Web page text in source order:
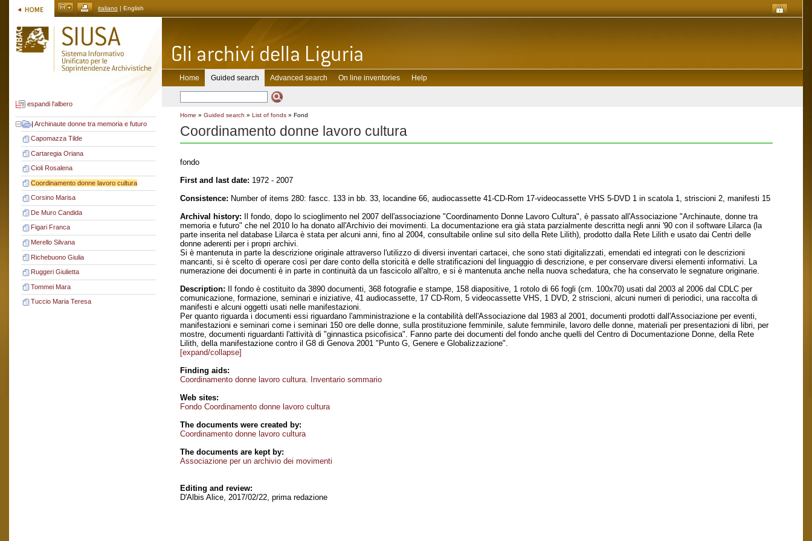
italiano | English
espandi l'albero
| Archinaute donne tra memoria e futuro
Capomazza Tilde
Cartaregia Oriana
Cioli Rosalena
Coordinamento donne lavoro cultura
Corsino Marisa
De Muro Candida
Figari Franca
Merello Silvana
Richebuono Giulia
Ruggeri Giulietta
Tommei Mara
Tuccio Maria Teresa
Home Guided search Advanced search On line inventories Help
Home » Guided search » List of fonds » Fond
Coordinamento donne lavoro cultura
fondo
First and last date: 1972 - 2007
Consistence: Number of items 280: fascc. 133 in bb. 33, locandine 66, audiocassette 41-CD-Rom 17-videocassette VHS 5-DVD 1 in scatola 1, striscioni 2, manifesti 15
Archival history: Il fondo, dopo lo scioglimento nel 2007 dell'associazione "Coordinamento Donne Lavoro Cultura", è passato all'Associazione "Archinaute, donne tra
memoria e futuro" che nel 2010 lo ha donato all'Archivio dei movimenti. La documentazione era già stata parzialmente descritta negli anni '90 con il software Lilarca (la
parte inserita nel database Lilarca è stata per alcuni anni, fino al 2004, consultabile online sul sito della Rete Lilith), prodotto dalla Rete Lilith e usato dai Centri delle
donne aderenti per i propri archivi.
Si è mantenuta in parte la descrizione originale attraverso l'utilizzo di diversi inventari cartacei, che sono stati digitalizzati, emendati ed integrati con le descrizioni
mancanti, si è scelto di operare così per dare conto della storicità e delle stratificazioni del linguaggio di descrizione, e per conservare diversi elementi informativi. La
numerazione dei documenti è in parte in continuità da un fascicolo all'altro, e si è mantenuta anche nella nuova schedatura, che ha conservato le segnature originarie.
Description: Il fondo è costituito da 3890 documenti, 368 fotografie e stampe, 158 diapositive, 1 rotolo di 66 fogli (cm. 100x70) usati dal 2003 al 2006 dal CDLC per
comunicazione, formazione, seminari e iniziative, 41 audiocassette, 17 CD-Rom, 5 videocassette VHS, 1 DVD, 2 striscioni, alcuni numeri di periodici, una raccolta di
manifesti e alcuni oggetti usati nelle manifestazioni.
Per quanto riguarda i documenti essi riguardano l'amministrazione e la contabilità dell'Associazione dal 1983 al 2001, documenti prodotti dall'Associazione per eventi,
manifestazioni e seminari come i seminari 150 ore delle donne, sulla prostituzione femminile, salute femminile, lavoro delle donne, materiali per presentazioni di libri, per
mostre, documenti riguardanti l'attività di "ginnastica psicofisica". Fanno parte dei documenti del fondo anche quelli del Centro di Documentazione Donne, della Rete
Lilith, della manifestazione contro il G8 di Genova 2001 "Punto G, Genere e Globalizzazione".
[expand/collapse]
Finding aids:
Coordinamento donne lavoro cultura. Inventario sommario
Web sites:
Fondo Coordinamento donne lavoro cultura
The documents were created by:
Coordinamento donne lavoro cultura
The documents are kept by:
Associazione per un archivio dei movimenti
Editing and review:
D'Albis Alice, 2017/02/22, prima redazione